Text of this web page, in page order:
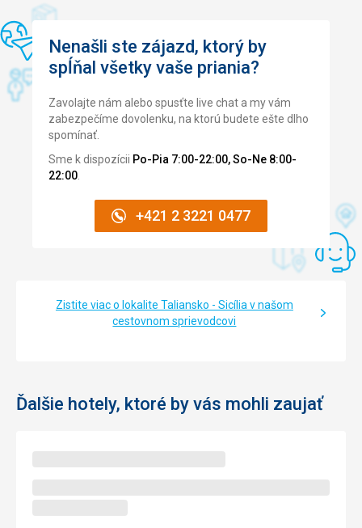
Nenašli ste zájazd, ktorý by
spĺňal všetky vaše priania?
Zavolajte nám alebo spusťte live chat a my vám
zabezpečíme dovolenku, na ktorú budete ešte dlho
spomínať.
Sme k dispozícii Po-Pia 7:00-22:00, So-Ne 8:00-
22:00
+421 2 3221 0477
Zistite viac o lokalite Taliansko - Sicília v našom
cestovnom sprievodcovi
Ďalšie hotely, ktoré by vás mohli zaujať